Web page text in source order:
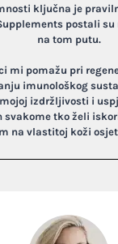
ključna je
postali
na tom putu.
mi pomažu pri
imunološkog
izdržljivosti i
svakome tko želi
na vlastitoj koži